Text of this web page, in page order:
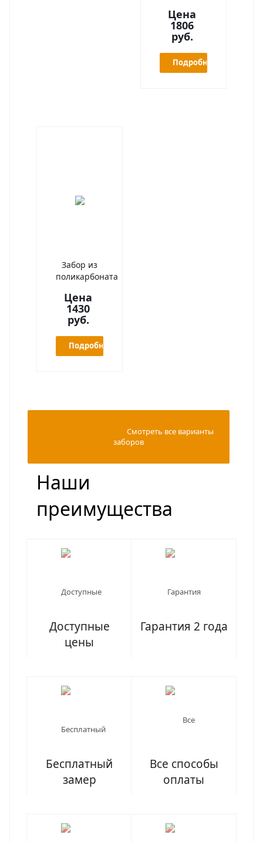
Цена
1806
руб.
Подробнее
Забор из
поликарбоната
Цена
1430
руб.
Подробнее
заборов
Наши
преимущества
Доступные
цены
Гарантия 2 года
Бесплатный
замер
Все способы
оплаты